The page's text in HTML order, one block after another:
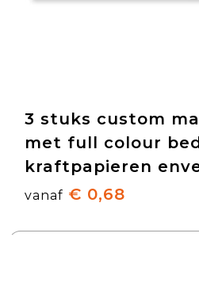
3 stuks custom
met full colour
kraftpapieren
vanaf € 0,68